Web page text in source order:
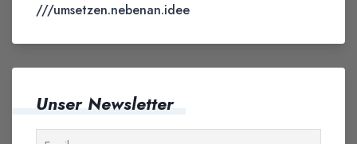
///umsetzen.nebenan.idee
Unser Newsletter